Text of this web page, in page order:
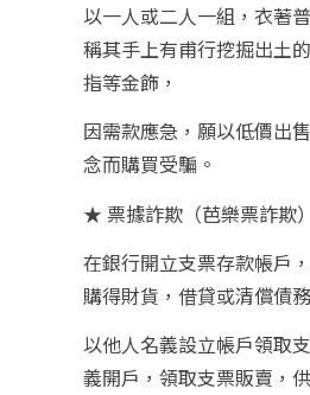
以一人或二人一組，衣著
稱其手上有甫行挖掘出土
指等金飾，
因需款應急，願以低價出
念而購買受騙。
★ 票據詐欺（芭樂票詐欺）
在銀行開立支票存款帳戶
購得財貨，借貸或清償債
以他人名義設立帳戶領取
義開戶，領取支票販賣，